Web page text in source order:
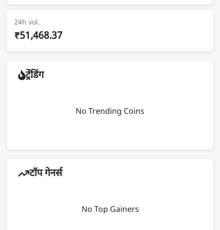
24h vol.
₹51,468.37
ट्रेंडिंग
No Trending Coins
टॉप गेनर्स
No Top Gainers